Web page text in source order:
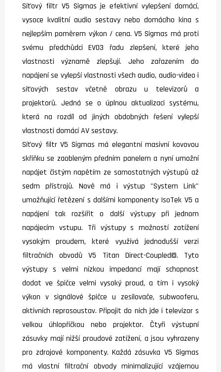
Síťový filtr V5 Sigmas je efektivní vylepšení domácí,
vysoce kvalitní audio sestavy nebo domácího kina s
nejlepším poměrem výkon / cena. V5 Sigmas má proti
svému předchůdci EVO3 řadu zlepšení, které jeho
vlastnosti významě zlepšují. Jeho zařazením do
napájení se vylepší vlastnosti všech audio, audio-video i
síťových sestav včetně obrazu u televizorů a
projektorů. Jedná se o úplnou aktualizaci systému,
která na rozdíl od jiných obdobných řešení vylepší
vlastnosti domácí AV sestavy.
Síťový filtr V5 Sigmas má elegantní masivní kovovou
skříňku se zaobleným předním panelem a nyní umožní
napájet čistým napětím ze samostatných výstupů až
sedm přístrojů. Nově má i výstup "System Link"
umožňující řetězení s dalšími komponenty IsoTek V5 a
napájení tak rozšířit o další výstupy při jednom
napájecím vstupu. Tři výstupy s možností zatížení
vysokým proudem, které využívá jednodušší verzi
filtračních obvodů V5 Titan Direct-Coupled©. Tyto
výstupy s velmi nízkou impedancí mají schopnost
dodat ve špičce velmi vysoký proud, a tím i vysoký
výkon v signálové špičce u zesilovače, subwooferu,
aktivních reprosoustav. Připojit do nich jde i televizor s
velkou úhlopříčkou nebo projektor. Čtyři výstupní
zásuvky mají nižší proudové zatížení, a jsou vyhrazeny
pro zdrojové komponenty. Každá zásuvka V5 Sigmas
má vlastní filtrační obvody minimalizující vzájemou